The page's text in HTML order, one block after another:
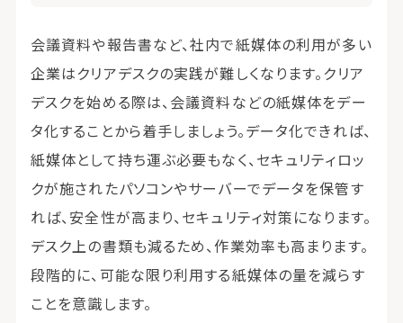
会議資料や報告書など、社内で紙媒体の利用が多い
企業はクリアデスクの実践が難しくなります。クリア
デスクを始める際は、会議資料などの紙媒体をデー
タ化することから着手しましょう。データ化できれば、
紙媒体として持ち運ぶ必要もなく、セキュリティロッ
クが施されたパソコンやサーバーでデータを保管す
れば、安全性が高まり、セキュリティ対策になります。
デスク上の書類も減るため、作業効率も高まります。
段階的に、可能な限り利用する紙媒体の量を減らす
ことを意識します。